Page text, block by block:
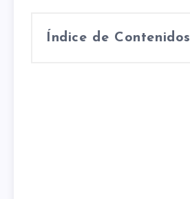
Índice de Contenidos